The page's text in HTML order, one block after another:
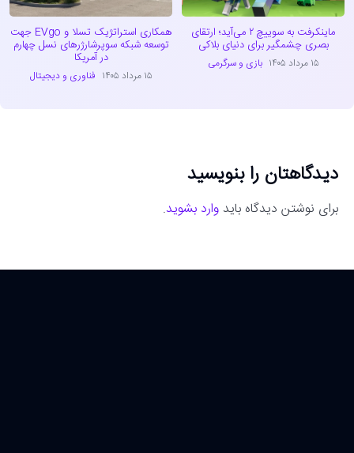
ماینکرفت به سوییچ ۲ می‌آید؛ ارتقای
بصری چشمگیر برای دنیای بلاکی
۱۵ مرداد ۱۴۰۵ بازی و سرگرمی
همکاری استراتژیک تسلا و EVgo جهت
توسعه شبکه سوپرشارژرهای نسل چهارم
در آمریکا
۱۵ مرداد ۱۴۰۵ فناوری و دیجیتال
دیدگاهتان را بنویسید
برای نوشتن دیدگاه باید وارد بشوید.